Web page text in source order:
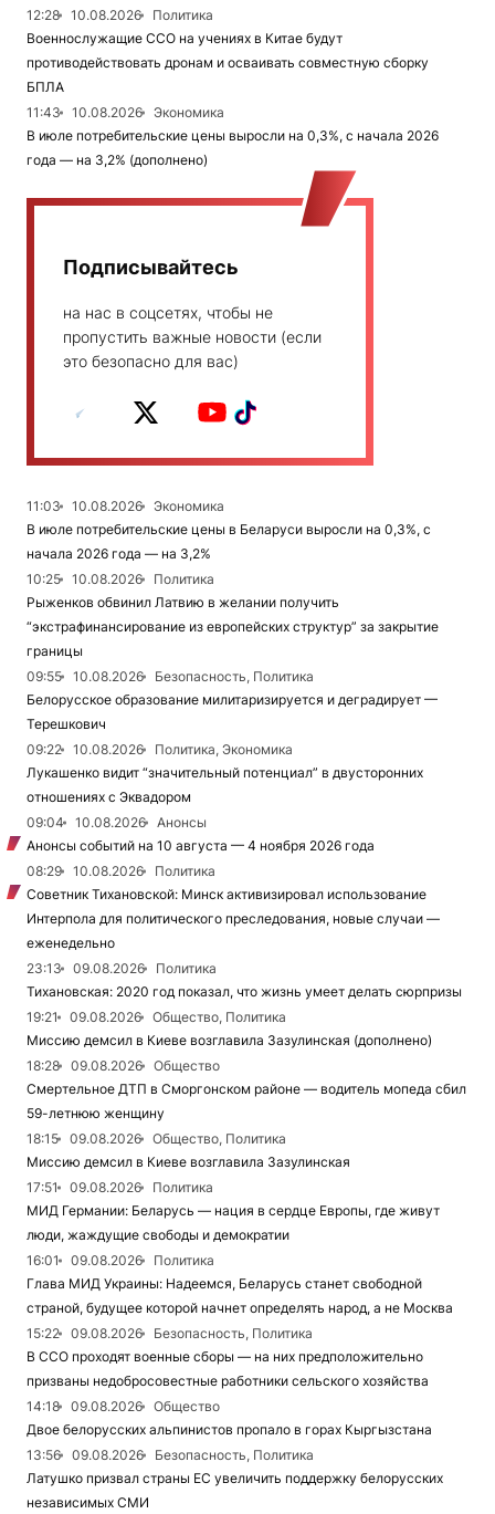
12:28 10.08.2026
Политика
Военнослужащие ССО на учениях в Китае будут
противодействовать дронам и осваивать совместную сборку
БПЛА
11:43
10.08.2026
Экономика
В июле потребительские цены выросли на 0,3%, с начала 2026
года — на 3,2% (дополнено)
Подписывайтесь
на нас в соцсетях, чтобы не
пропустить важные новости (если
это безопасно для вас)
11:03 10.08.2026
Экономика
В июле потребительские цены в Беларуси выросли на 0,3%, с
начала 2026 года — на 3,2%
10:25
10.08.2026
Политика
Рыженков обвинил Латвию в желании получить
“экстрафинансирование из европейских структур” за закрытие
границы
09:55
10.08.2026
Безопасность, Политика
Белорусское образование милитаризируется и деградирует —
Терешкович
09:22
10.08.2026
Политика, Экономика
Лукашенко видит “значительный потенциал” в двусторонних
отношениях с Эквадором
09:04
10.08.2026
Анонсы
Анонсы событий на 10 августа — 4 ноября 2026 года
08:29
10.08.2026
Политика
Советник Тихановской: Минск активизировал использование
Интерпола для политического преследования, новые случаи —
еженедельно
23:13
09.08.2026
Политика
Тихановская: 2020 год показал, что жизнь умеет делать сюрпризы
19:21
09.08.2026
Общество, Политика
Миссию демсил в Киеве возглавила Зазулинская (дополнено)
18:28
09.08.2026
Общество
Смертельное ДТП в Сморгонском районе — водитель мопеда сбил
59-летнюю женщину
18:15
09.08.2026
Общество, Политика
Миссию демсил в Киеве возглавила Зазулинская
17:51
09.08.2026
Политика
МИД Германии: Беларусь — нация в сердце Европы, где живут
люди, жаждущие свободы и демократии
16:01
09.08.2026
Политика
Глава МИД Украины: Надеемся, Беларусь станет свободной
страной, будущее которой начнет определять народ, а не Москва
15:22
09.08.2026
Безопасность, Политика
В ССО проходят военные сборы — на них предположительно
призваны недобросовестные работники сельского хозяйства
14:18
09.08.2026
Общество
Двое белорусских альпинистов пропало в горах Кыргызстана
13:56
09.08.2026
Безопасность, Политика
Латушко призвал страны ЕС увеличить поддержку белорусских
независимых СМИ